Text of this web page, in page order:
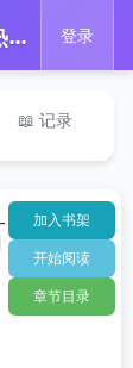
📖 长庚剑仙陈青源董问君新热门小说_最新章节列表长庚剑仙(陈青源董问君) 登录
📖 记录
加入书架
开始阅读
章节目录